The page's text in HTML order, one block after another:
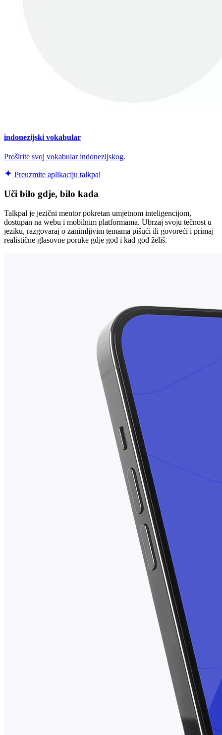
indonezijski vokabular
Proširite svoj vokabular indonezijskog.
Preuzmite aplikaciju talkpal
Uči bilo gdje, bilo kada
Talkpal je jezični mentor pokretan umjetnom inteligencijom,
dostupan na webu i mobilnim platformama. Ubrzaj svoju tečnost u
jeziku, razgovaraj o zanimljivim temama pišući ili govoreći i primaj
realistične glasovne poruke gdje god i kad god želiš.